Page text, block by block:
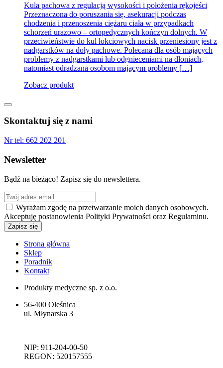
Kula pachowa z regulacją wysokości i położenia rękojeści
Przeznaczona do poruszania się, asekuracji podczas
chodzenia i przenoszenia ciężaru ciała w przypadkach
schorzeń urazowo – ortopedycznych kończyn dolnych. W
przeciwieństwie do kul łokciowych nacisk przeniesiony jest z
nadgarstków na doły pachowe. Polecana dla osób mających
problemy z nadgarstkami lub odgnieceniami na dłoniach,
natomiast odradzana osobom mającym problemy […]
Zobacz produkt
Skontaktuj się z nami
Nr tel: 662 202 201
Newsletter
Bądź na bieżąco! Zapisz się do newslettera.
Wyrażam zgodę na przetwarzanie moich danych osobowych.
Akceptuję postanowienia Polityki Prywatności oraz Regulaminu.
Strona główna
Sklep
Poradnik
Kontakt
Produkty medyczne sp. z o.o.
56-400 Oleśnica
ul. Młynarska 3
NIP: 911-204-00-50
REGON: 520157555